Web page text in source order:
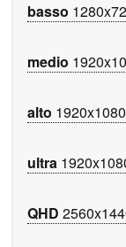
basso
medio
alto 1920x1080
ultra
QHD